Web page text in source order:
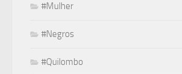
#Mulher
#Negros
#Quilombo